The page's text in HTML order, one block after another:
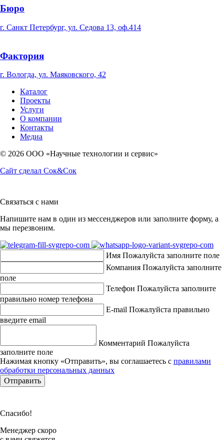
Бюро
г. Санкт Петербург, ул. Седова 13, оф.414
Фактория
г. Вологда, ул. Маяковского, 42
Каталог
Проекты
Услуги
О компании
Контакты
Медиа
© 2026 OOO «Научные технологии и сервис»
Сайт сделал Сок&Сок
Связаться с нами
Напишите нам в один из мессенджеров или заполните форму, а
мы перезвоним.
Имя Пожалуйста заполните поле
Компания Пожалуйста заполните
поле
Телефон Пожалуйста заполните
правильно номер телефона
E-mail Пожалуйста правильно
введите email
Комментарий Пожалуйста
заполните поле
Нажимая кнопку «Отправить», вы соглашаетесь с правилами
обработки персональных данных
Отправить
Спасибо!
Менеджер скоро